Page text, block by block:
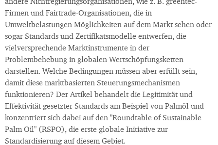
andere Nichtregierungsorganisationen, wie z. B. greentec-
Firmen und Fairtrade-Organisationen, die in
Umweltbelastungen Möglichkeiten auf dem Markt sehen oder
sogar Standards und Zertifikatsmodelle entwerfen, die
vielversprechende Marktinstrumente in der
Problembehebung in globalen Wertschöpfungsketten
darstellen. Welche Bedingungen müssen aber erfüllt sein,
damit diese marktbasierten Steuerungsmechanismen
funktionieren? Der Artikel behandelt die Legitimität und
Effektivität gesetzter Standards am Beispiel von Palmöl und
konzentriert sich dabei auf den "Roundtable of Sustainable
Palm Oil" (RSPO), die erste globale Initiative zur
Standardisierung auf diesem Gebiet.